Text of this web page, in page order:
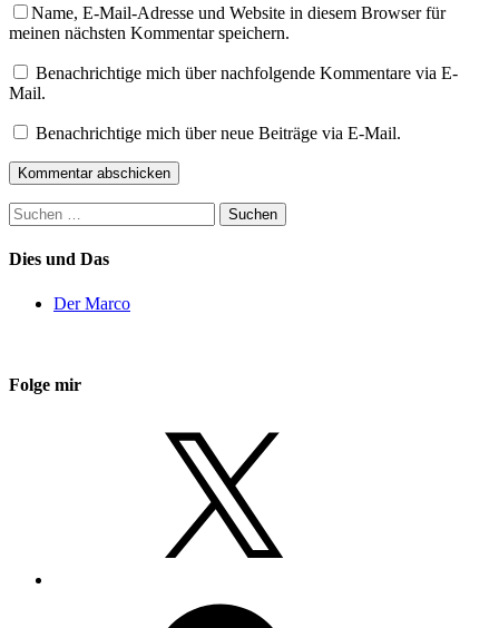
Name, E-Mail-Adresse und Website in diesem Browser für
meinen nächsten Kommentar speichern.
Benachrichtige mich über nachfolgende Kommentare via E-
Mail.
Benachrichtige mich über neue Beiträge via E-Mail.
Suchen
nach:
Dies und Das
Der Marco
Folge mir